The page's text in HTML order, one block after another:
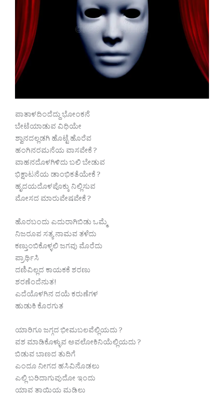
ಪಾತಾಳದಿಂದೆದ್ದು ಭೋಂಕನೆ
ಬೇಟೆಯಾಡುವ ವಿಧಿಯೇ
ಶ್ವಾನದಲ್ಲಡಗಿ ಹೊಟ್ಟೆ ಹೊರೆವ
ಹಂಗಿನರಮನೆಯ ವಾಸವೇಕೆ ?
ವಾಹನದೊಳಗಿಳಿದು ಬಲಿ ಬೇಡುವ
ಭಿಕ್ಷಾಟನೆಯ ಡಾಂಭಿಕತೆಯೇಕೆ ?
ಹೃದಯದೊಳಪೊಕ್ಕು ನಿಲ್ಲಿಸುವ
ಮೋಸದ ಮಾರುವೇಷವೇಕೆ ?
ಹೊರಬಂದು ಎದುರಾಗಿಬಿಡು ಒಮ್ಮೆ
ನಿಜರೂಪ ಸತ್ಯ ನಾಮವ ತಳೆದು
ಕಣ್ತುಂಬಿಕೊಳ್ಳಲಿ ಜಗವು ಮೊರೆದು
ಪ್ರಾರ್ಥಿಸಿ
ದಣಿವಿಲ್ಲದ ಕಾಯಕಕೆ ಶರಣು
ಶರಣೆಂದೆನುತ!
ಎದೆಯೊಳಗಿನ ದಯೆ ಕರುಣೆಗಳ
ಹುಡುಕಿ ಕೊರಗುತ
ಯಾರಿಗೂ ಜಗ್ಗದ ಭೀಮಬಲವೆಲ್ಲಿಯದು ?
ವಶ ಮಾಡಿಕೊಳ್ಳುವ ಅವಲೋಕಿನಿಯೆಲ್ಲಿಯದು ?
ಬಿಡುವ ಬಾಣದ ತುದಿಗೆ
ಎಂದೂ ನೀಗದ ಹಸಿವಿನೊಡಲು
ಎಲ್ಲಿ ಬರಿದಾಗುವುದೋ ಇಂದು
ಯಾವ ತಾಯಿಯ ಮಡಿಲು